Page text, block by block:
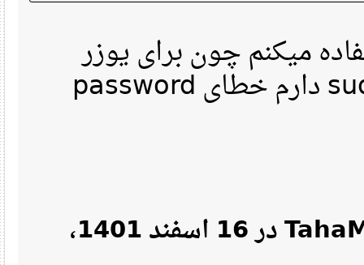
میکنم چون برای یوزر
هایی که زدم مشکل sudo دارم خطای password
نقل‌قول از: TahaMokhtary در 16 اسفند 1401،